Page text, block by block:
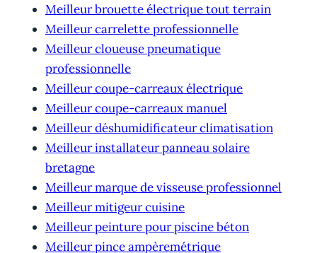
Meilleur brouette électrique tout terrain
Meilleur carrelette professionnelle
Meilleur cloueuse pneumatique
professionnelle
Meilleur coupe-carreaux électrique
Meilleur coupe-carreaux manuel
Meilleur déshumidificateur climatisation
Meilleur installateur panneau solaire
bretagne
Meilleur marque de visseuse professionnel
Meilleur mitigeur cuisine
Meilleur peinture pour piscine béton
Meilleur pince ampèremétrique